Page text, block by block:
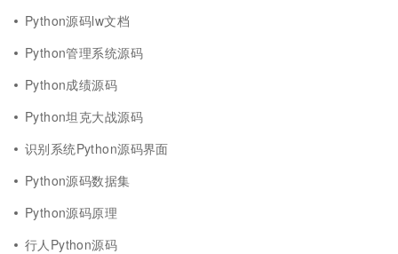
Python源码lw文档
Python管理系统源码
Python成绩源码
Python坦克大战源码
识别系统Python源码界面
Python源码数据集
Python源码原理
行人Python源码